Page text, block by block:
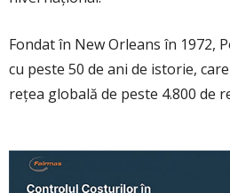
Fondat în New Orleans în 1972,
cu peste 50 de ani de istorie,
rețea globală de peste 4.800 de